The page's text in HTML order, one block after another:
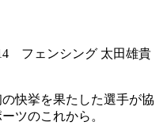
フェンシング 太田雄貴
快挙を果たした選手が協
ツのこれから。